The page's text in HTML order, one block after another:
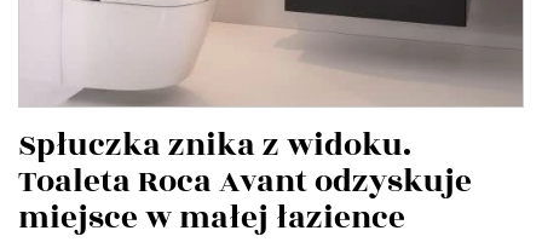
Spłuczka znika z widoku.
Toaleta Roca Avant odzyskuje
miejsce w małej łazience